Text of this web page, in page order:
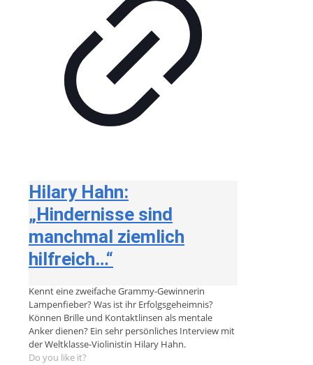
Hilary Hahn:
„Hindernisse sind
manchmal ziemlich
hilfreich…“
Kennt eine zweifache Grammy-Gewinnerin
Lampenfieber? Was ist ihr Erfolgsgeheimnis?
Können Brille und Kontaktlinsen als mentale
Anker dienen? Ein sehr persönliches Interview mit
der Weltklasse-Violinistin Hilary Hahn.
Do you like it?